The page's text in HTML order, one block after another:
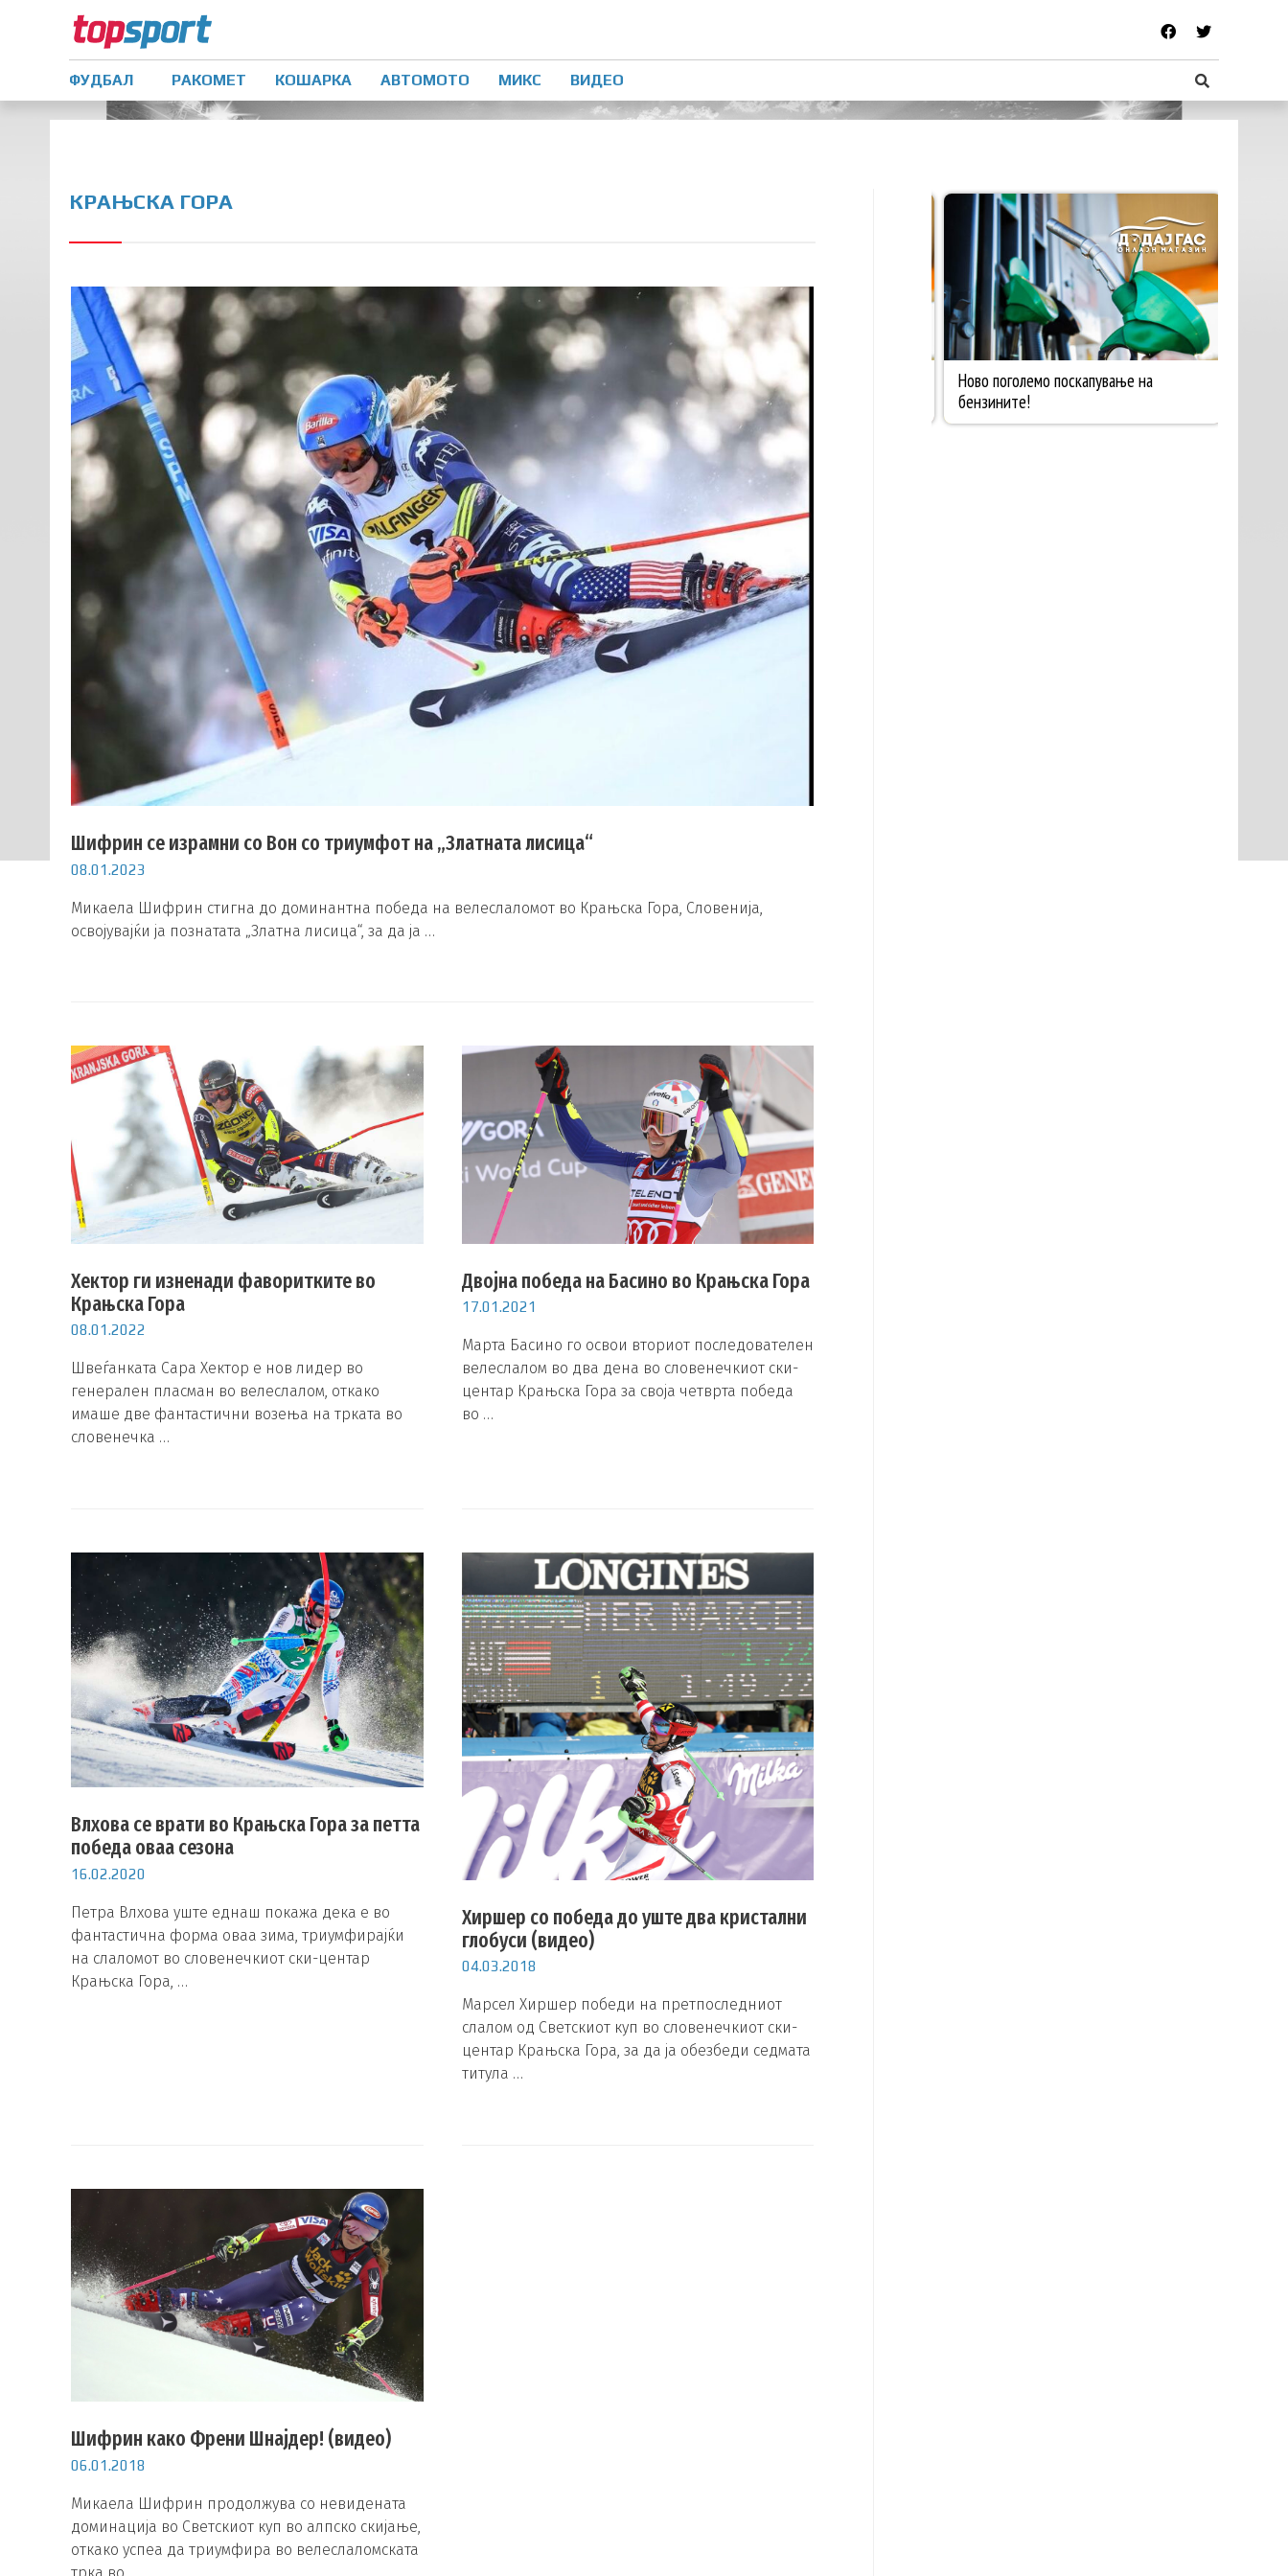
ФУДБАЛ РАКОМЕТ КОШАРКА АВТОМОТО МИКС ВИДЕО
КРАЊСКА ГОРА
Шифрин се израмни со Вон со триумфот на „Златната лисица“
08.01.2023
Микаела Шифрин стигна до доминантна победа на велеслаломот во Крањска Гора, Словенија,
освојувајќи ја познатата „Златна лисица“, за да ја …
Хектор ги изненади фаворитките во
Крањска Гора
08.01.2022
Швеѓанката Сара Хектор е нов лидер во
генерален пласман во велеслалом, откако
имаше две фантастични возења на трката во
словенечка …
Двојна победа на Басино во Крањска Гора
17.01.2021
Марта Басино го освои вториот последователен
велеслалом во два дена во словенечкиот ски-
центар Крањска Гора за своја четврта победа
во …
Влхова се врати во Крањска Гора за петта
победа оваа сезона
16.02.2020
Петра Влхова уште еднаш покажа дека е во
фантастична форма оваа зима, триумфирајќи
на слаломот во словенечкиот ски-центар
Крањска Гора, …
Хиршер со победа до уште два кристални
глобуси (видео)
04.03.2018
Марсел Хиршер победи на претпоследниот
слалом од Светскиот куп во словенечкиот ски-
центар Крањска Гора, за да ја обезбеди седмата
титула …
Шифрин како Френи Шнајдер! (видео)
06.01.2018
Микаела Шифрин продолжува со невидената
доминација во Светскиот куп во алпско скијање,
откако успеа да триумфира во велеслаломската
трка во …